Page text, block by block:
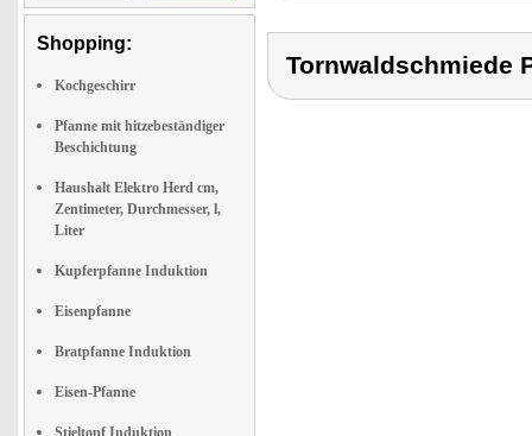
Shopping:
Kochgeschirr
Pfanne mit hitzebeständiger
Beschichtung
Haushalt Elektro Herd cm,
Zentimeter, Durchmesser, l,
Liter
Kupferpfanne Induktion
Eisenpfanne
Bratpfanne Induktion
Eisen-Pfanne
Stieltopf Induktion
Tornwaldschmiede